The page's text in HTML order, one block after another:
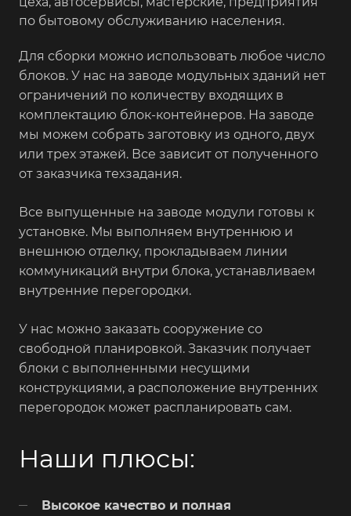
по бытовому обслуживанию населения.
Для сборки можно использовать любое число
блоков. У нас на заводе модульных зданий нет
ограничений по количеству входящих в
комплектацию блок-контейнеров. На заводе
мы можем собрать заготовку из одного, двух
или трех этажей. Все зависит от полученного
от заказчика техзадания.
Все выпущенные на заводе модули готовы к
установке. Мы выполняем внутреннюю и
внешнюю отделку, прокладываем линии
коммуникаций внутри блока, устанавливаем
внутренние перегородки.
У нас можно заказать сооружение со
свободной планировкой. Заказчик получает
блоки с выполненными несущими
конструкциями, а расположение внутренних
перегородок может распланировать сам.
Наши плюсы:
Высокое качество и полная